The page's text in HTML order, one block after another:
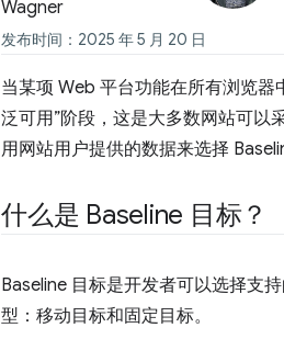
发布时间：2025 年 5 月 20 日
当某项 Web 平台功能在所有浏览器
泛可用”阶段，这是大多数网站可以
用网站用户提供的数据来选择
什么是 Baseline 目标？
Baseline 目标是开发者可以选择支
型：移动目标和固定目标。